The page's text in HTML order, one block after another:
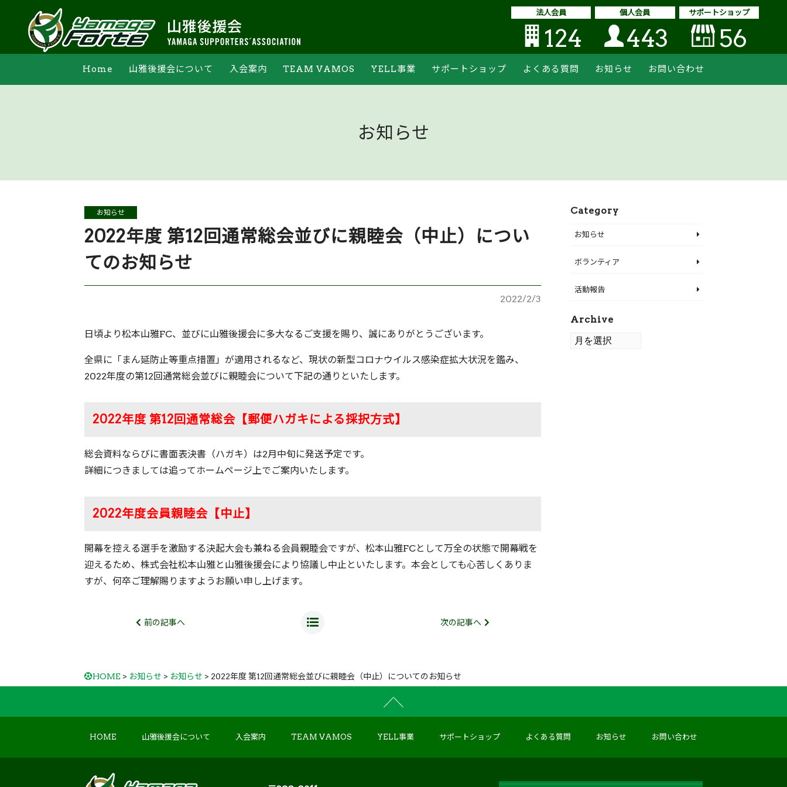
法人会員
124
個人会員
443
サポートショップ
56
Home 山雅後援会について 入会案内 TEAM VAMOS YELL事業 サポートショップ よくある質問 お知らせ お問い合わせ
お知らせ
お知らせ
2022年度 第12回通常総会並びに親睦会（中止）につい
てのお知らせ
2022/2/3
日頃より松本山雅FC、並びに山雅後援会に多大なるご支援を賜り、誠にありがとうございます。
全県に「まん延防止等重点措置」が適用されるなど、現状の新型コロナウイルス感染症拡大状況を鑑み、
2022年度の第12回通常総会並びに親睦会について下記の通りといたします。
2022年度 第12回通常総会【郵便ハガキによる採択方式】
総会資料ならびに書面表決書（ハガキ）は2月中旬に発送予定です。
詳細につきましては追ってホームページ上でご案内いたします。
2022年度会員親睦会【中止】
開幕を控える選手を激励する決起大会も兼ねる会員親睦会ですが、松本山雅FCとして万全の状態で開幕戦を
迎えるため、株式会社松本山雅と山雅後援会により協議し中止といたします。本会としても心苦しくありま
すが、何卒ご理解賜りますようお願い申し上げます。
前の記事へ 次の記事へ
Category
お知らせ
ボランティア
活動報告
Archive
HOME > お知らせ > お知らせ > 2022年度 第12回通常総会並びに親睦会（中止）についてのお知らせ
HOME 山雅後援会について 入会案内 TEAM VAMOS YELL事業 サポートショップ よくある質問 お知らせ お問い合わせ